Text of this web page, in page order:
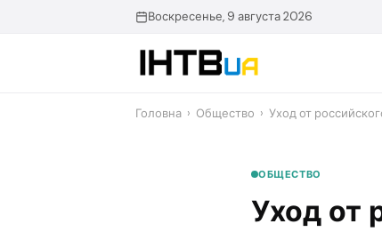
Воскресенье, 9 августа 2026
Головна › Общество › Уход от
ОБЩЕСТВО
Уход от